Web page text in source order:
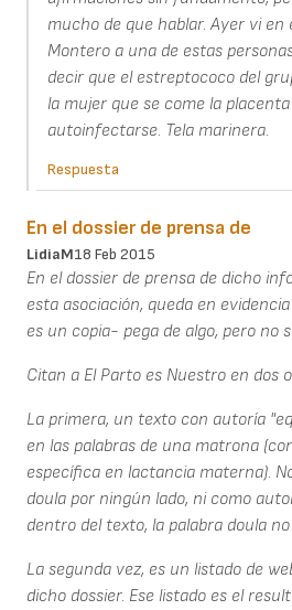
mucho de que hablar. Ayer vi en
Montero a una de estas
decir que el estreptococo del
la mujer que se come la
autoinfectarse. Tela marinera.
Respuesta
En el dossier de prensa de
LidiaM18 Feb 2015
En el dossier de prensa de dicho
esta asociación, queda en
es un copia- pega de algo, pero no
Citan a El Parto es Nuestro en dos
La primera, un texto con autoría
en las palabras de una matrona
específica en lactancia materna).
doula por ningún lado, ni como
dentro del texto, la palabra doula
La segunda vez, es un listado de
dicho dossier. Ese listado es el